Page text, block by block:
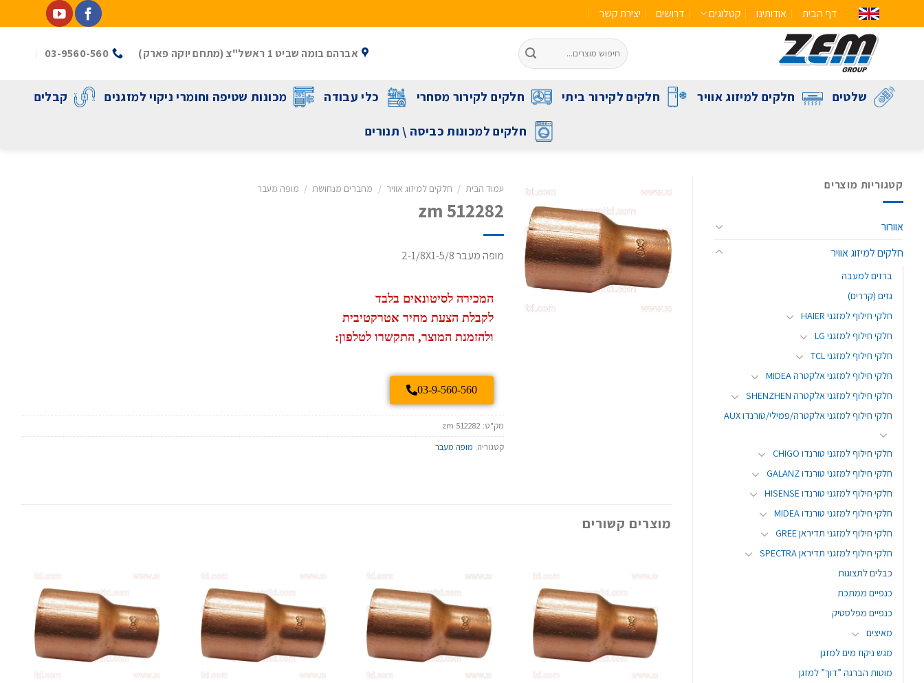
דף הבית אודותינו קטלוגים דרושים יצירת קשר
אברהם בומה שביט 1 ראשל"צ (מתחם יוקה פארק) 03-9560-560
שלטים חלקים למיזוג אוויר חלקים לקירור ביתי חלקים לקירור מסחרי כלי עבודה מכונות שטיפה וחומרי ניקוי למזגנים קבלים
חלקים למכונות כביסה \ תנורים
קטגוריות מוצרים
אוורור
חלקים למיזוג אוויר
ברזים למעבה
גזים (קררים)
חלקי חילוף למזגני HAIER
חלקי חילוף למזגני LG
חלקי חילוף למזגני TCL
חלקי חילוף למזגני אלקטרה MIDEA
חלקי חילוף למזגני אלקטרה SHENZHEN
חלקי חילוף למזגני אלקטרה/פמילי/טורנדו AUX
חלקי חילוף למזגני טורנדו CHIGO
חלקי חילוף למזגני טורנדו GALANZ
חלקי חילוף למזגני טורנדו HISENSE
חלקי חילוף למזגני טורנדו MIDEA
חלקי חילוף למזגני תדיראן GREE
חלקי חילוף למזגני תדיראן SPECTRA
כבלים לתצוגות
כנפיים ממתכת
כנפיים מפלסטיק
מאיצים
מגש ניקוז מים למזגן
מוטות הברגה ”דוך” למזגן
עמוד הבית / חלקים למיזוג אוויר / מחברים מנחושת / מופה מעבר
zm 512282
מופה מעבר 2-1/8X1-5/8
המכירה לסיטונאים בלבד
לקבלת הצעת מחיר אטרקטיבית
ולהזמנת המוצר, התקשרו לטלפון:
03-9-560-560
מק"ט:zm 512282
קטגוריה: מופה מעבר
מוצרים קשורים